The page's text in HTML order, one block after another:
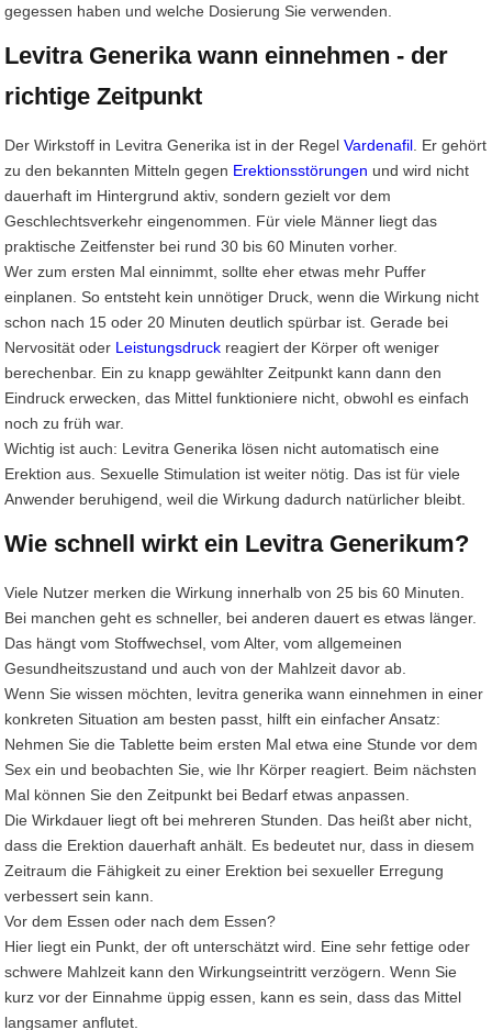
gegessen haben und welche Dosierung Sie verwenden.
Levitra Generika wann einnehmen - der
richtige Zeitpunkt
Der Wirkstoff in Levitra Generika ist in der RegelVardenafil . Er gehört
zu den bekannten Mitteln gegen Erektionsstörungen und wird nicht
dauerhaft im Hintergrund aktiv, sondern gezielt vor dem
Geschlechtsverkehr eingenommen. Für viele Männer liegt das
praktische Zeitfenster bei rund 30 bis 60 Minuten vorher.
Wer zum ersten Mal einnimmt, sollte eher etwas mehr Puffer
einplanen. So entsteht kein unnötiger Druck, wenn die Wirkung nicht
schon nach 15 oder 20 Minuten deutlich spürbar ist. Gerade bei
Nervosität oder Leistungsdruck reagiert der Körper oft weniger
berechenbar. Ein zu knapp gewählter Zeitpunkt kann dann den
Eindruck erwecken, das Mittel funktioniere nicht, obwohl es einfach
noch zu früh war.
Wichtig ist auch: Levitra Generika lösen nicht automatisch eine
Erektion aus. Sexuelle Stimulation ist weiter nötig. Das ist für viele
Anwender beruhigend, weil die Wirkung dadurch natürlicher bleibt.
Wie schnell wirkt ein Levitra Generikum?
Viele Nutzer merken die Wirkung innerhalb von 25 bis 60 Minuten.
Bei manchen geht es schneller, bei anderen dauert es etwas länger.
Das hängt vom Stoffwechsel, vom Alter, vom allgemeinen
Gesundheitszustand und auch von der Mahlzeit davor ab.
Wenn Sie wissen möchten, levitra generika wann einnehmen in einer
konkreten Situation am besten passt, hilft ein einfacher Ansatz:
Nehmen Sie die Tablette beim ersten Mal etwa eine Stunde vor dem
Sex ein und beobachten Sie, wie Ihr Körper reagiert. Beim nächsten
Mal können Sie den Zeitpunkt bei Bedarf etwas anpassen.
Die Wirkdauer liegt oft bei mehreren Stunden. Das heißt aber nicht,
dass die Erektion dauerhaft anhält. Es bedeutet nur, dass in diesem
Zeitraum die Fähigkeit zu einer Erektion bei sexueller Erregung
verbessert sein kann.
Vor dem Essen oder nach dem Essen?
Hier liegt ein Punkt, der oft unterschätzt wird. Eine sehr fettige oder
schwere Mahlzeit kann den Wirkungseintritt verzögern. Wenn Sie
kurz vor der Einnahme üppig essen, kann es sein, dass das Mittel
langsamer anflutet.